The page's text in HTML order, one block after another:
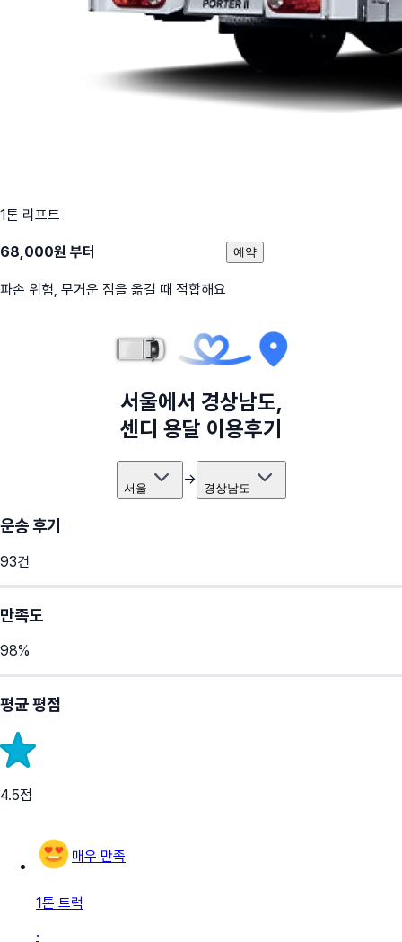
1톤 리프트
68,000원 부터
파손 위험, 무거운 짐을 옮길 때 적합해요
예약
서울에서 경상남도,
센디 용달 이용후기
서울 → 경상남도
운송 후기
93건
만족도
98%
평균 평점
4.5점
매우 만족
1톤 트럭
·